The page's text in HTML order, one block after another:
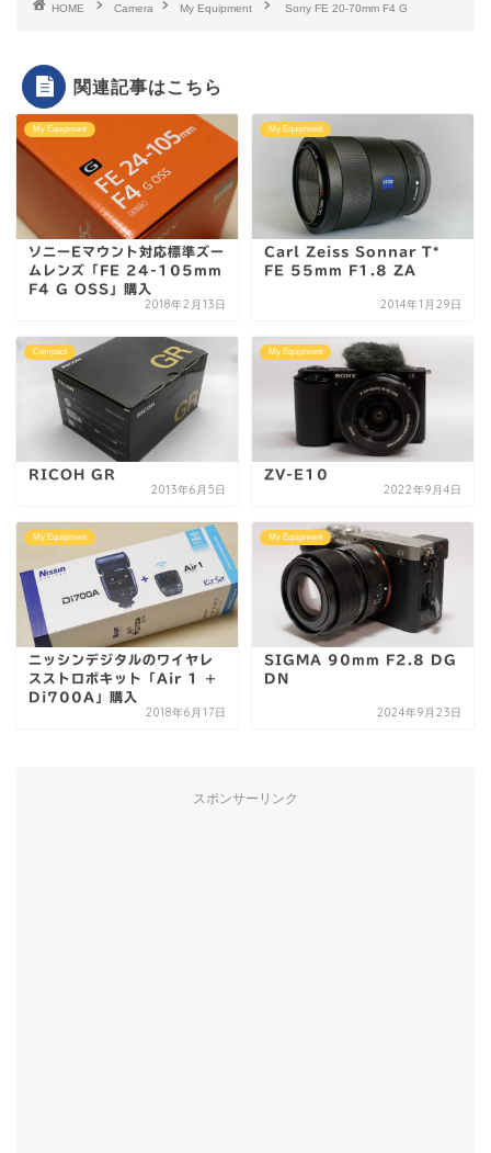
HOME Camera My Equipment Sony FE 20-70mm F4 G
関連記事はこちら
My Equipment
ソニーEマウント対応標準ズー
ムレンズ「FE 24-105mm
F4 G OSS」購入
2018年2月13日
My Equipment
Carl Zeiss Sonnar T*
FE 55mm F1.8 ZA
2014年1月29日
Compact
RICOH GR
2013年6月5日
My Equipment
ZV-E10
2022年9月4日
My Equipment
ニッシンデジタルのワイヤレ
スストロボキット「Air 1 +
Di700A」購入
2018年6月17日
My Equipment
SIGMA 90mm F2.8 DG
DN
2024年9月23日
スポンサーリンク